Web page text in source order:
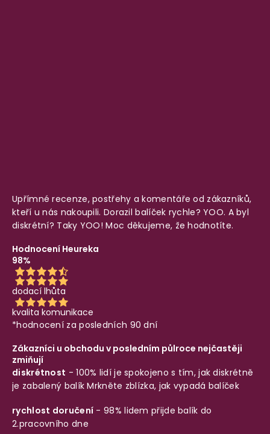
Upřímné recenze, postřehy a komentáře od zákazníků,
kteří u nás nakoupili. Dorazil balíček rychle? YOO. A byl
diskrétní? Taky YOO! Moc děkujeme, že hodnotíte.
Hodnocení Heureka
98%
dodací lhůta
kvalita komunikace
*hodnocení za posledních 90 dní
Zákazníci u obchodu v posledním půlroce nejčastěji
zmiňují
diskrétnost - 100% lidí je spokojeno s tím, jak diskrétně
je zabalený balíkMrkněte zblízka, jak vypadá balíček
rychlost doručení - 98% lidem přijde balík do
2.pracovního dne